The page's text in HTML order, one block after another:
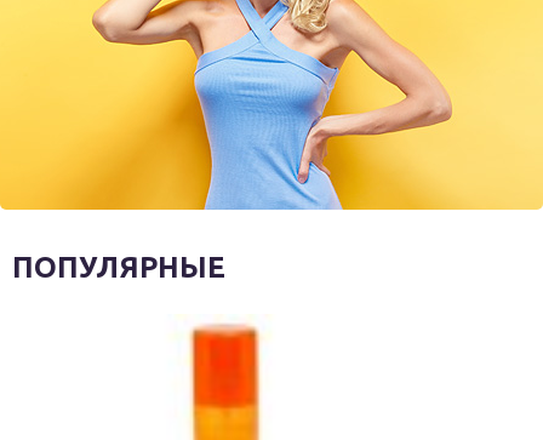
ПОПУЛЯРНЫЕ